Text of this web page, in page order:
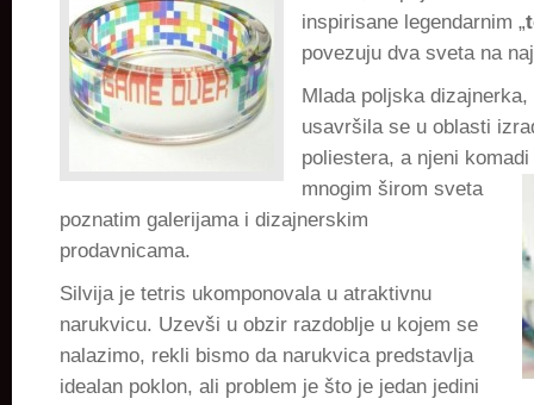
inspirisane legendarnim „
povezuju dva sveta na
Mlada poljska dizajnerka,
usavršila se u oblasti
poliestera, a njeni komadi
mnogim širom sveta
poznatim galerijama i dizajnerskim
prodavnicama.
Silvija je tetris ukomponovala u atraktivnu
narukvicu. Uzevši u obzir razdoblje u kojem se
nalazimo, rekli bismo da narukvica predstavlja
idealan poklon, ali problem je što je jedan jedini